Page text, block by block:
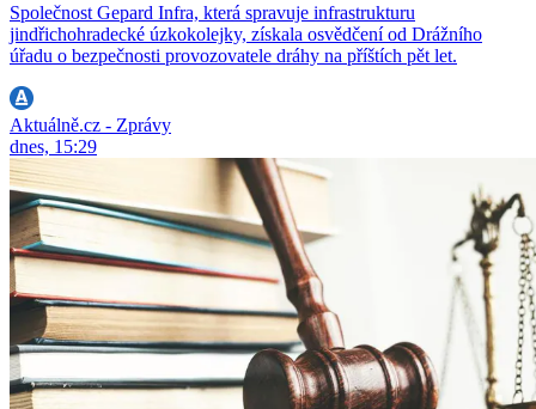
Společnost Gepard Infra, která spravuje infrastrukturu
jindřichohradecké úzkokolejky, získala osvědčení od Drážního
úřadu o bezpečnosti provozovatele dráhy na příštích pět let.
Aktuálně.cz - Zprávy
dnes, 15:29